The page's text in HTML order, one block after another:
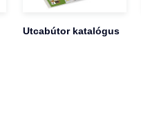
Utcabútor katalógus